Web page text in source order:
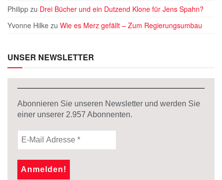
Philipp zu Drei Bücher und ein Dutzend Klone für Jens Spahn?
Yvonne Hilke zu Wie es Merz gefällt – Zum Regierungsumbau
UNSER NEWSLETTER
Abonnieren Sie unseren Newsletter und werden Sie
einer unserer 2.957 Abonnenten.